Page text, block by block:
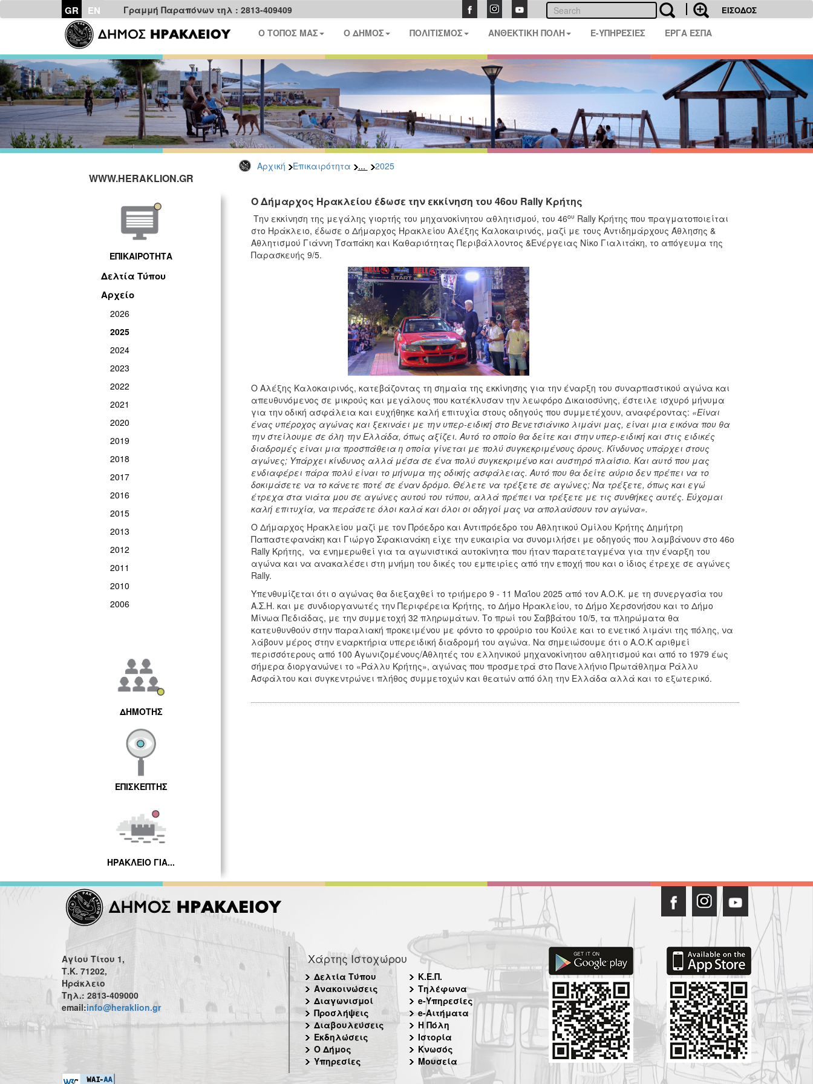
GR EN Γραμμή Παραπόνων τηλ : 2813-409409 ΕΙΣΟΔΟΣ
Ο ΤΟΠΟΣ ΜΑΣ Ο ΔΗΜΟΣ ΠΟΛΙΤΙΣΜΟΣ ΑΝΘΕΚΤΙΚΗ ΠΟΛΗ E-ΥΠΗΡΕΣΙΕΣ ΕΡΓΑ ΕΣΠΑ
Αρχική Επικαιρότητα ... 2025
WWW.HERAKLION.GR
ΕΠΙΚΑΙΡΟΤΗΤΑ
Δελτία Τύπου
Αρχείο
2026
2025
2024
2023
2022
2021
2020
2019
2018
2017
2016
2015
2013
2012
2011
2010
2006
ΔΗΜΟΤΗΣ
ΕΠΙΣΚΕΠΤΗΣ
ΗΡΑΚΛΕΙΟ ΓΙΑ...
Ο Δήμαρχος Ηρακλείου έδωσε την εκκίνηση του 46ου Rally Κρήτης
Την εκκίνηση της μεγάλης γιορτής του μηχανοκίνητου αθλητισμού, του 46ου Rally Κρήτης που πραγματοποιείται
στο Ηράκλειο, έδωσε ο Δήμαρχος Ηρακλείου Αλέξης Καλοκαιρινός, μαζί με τους Αντιδημάρχους Άθλησης &
Αθλητισμού Γιάννη Τσαπάκη και Καθαριότητας Περιβάλλοντος &Ενέργειας Νίκο Γιαλιτάκη, το απόγευμα της
Παρασκευής 9/5.
Ο Αλέξης Καλοκαιρινός, κατεβάζοντας τη σημαία της εκκίνησης για την έναρξη του συναρπαστικού αγώνα και
απευθυνόμενος σε μικρούς και μεγάλους που κατέκλυσαν την λεωφόρο Δικαιοσύνης, έστειλε ισχυρό μήνυμα
για την οδική ασφάλεια και ευχήθηκε καλή επιτυχία στους οδηγούς που συμμετέχουν, αναφέροντας: «Είναι
ένας υπέροχος αγώνας και ξεκινάει με την υπερ-ειδική στο Βενετσιάνικο λιμάνι μας, είναι μια εικόνα που θα
την στείλουμε σε όλη την Ελλάδα, όπως αξίζει. Αυτό το οποίο θα δείτε και στην υπερ-ειδική και στις ειδικές
διαδρομές είναι μια προσπάθεια η οποία γίνεται με πολύ συγκεκριμένους όρους. Κίνδυνος υπάρχει στους
αγώνες; Υπάρχει κίνδυνος αλλά μέσα σε ένα πολύ συγκεκριμένο και αυστηρό πλαίσιο. Και αυτό που μας
ενδιαφέρει πάρα πολύ είναι το μήνυμα της οδικής ασφάλειας. Αυτό που θα δείτε αύριο δεν πρέπει να το
δοκιμάσετε να το κάνετε ποτέ σε έναν δρόμο. Θέλετε να τρέξετε σε αγώνες; Να τρέξετε, όπως και εγώ
έτρεχα στα νιάτα μου σε αγώνες αυτού του τύπου, αλλά πρέπει να τρέξετε με τις συνθήκες αυτές. Εύχομαι
καλή επιτυχία, να περάσετε όλοι καλά και όλοι οι οδηγοί μας να απολαύσουν τον αγώνα».
Ο Δήμαρχος Ηρακλείου μαζί με τον Πρόεδρο και Αντιπρόεδρο του Αθλητικού Ομίλου Κρήτης Δημήτρη
Παπαστεφανάκη και Γιώργο Σφακιανάκη είχε την ευκαιρία να συνομιλήσει με οδηγούς που λαμβάνουν στο 46ο
Rally Κρήτης, να ενημερωθεί για τα αγωνιστικά αυτοκίνητα που ήταν παρατεταγμένα για την έναρξη του
αγώνα και να ανακαλέσει στη μνήμη του δικές του εμπειρίες από την εποχή που και ο ίδιος έτρεχε σε αγώνες
Rally.
Υπενθυμίζεται ότι ο αγώνας θα διεξαχθεί το τριήμερο 9 - 11 Μαΐου 2025 από τον Α.Ο.Κ. με τη συνεργασία του
Α.Σ.Η. και με συνδιοργανωτές την Περιφέρεια Κρήτης, το Δήμο Ηρακλείου, το Δήμο Χερσονήσου και το Δήμο
Μίνωα Πεδιάδας, με την συμμετοχή 32 πληρωμάτων. Το πρωί του Σαββάτου 10/5, τα πληρώματα θα
κατευθυνθούν στην παραλιακή προκειμένου με φόντο το φρούριο του Κούλε και το ενετικό λιμάνι της πόλης, να
λάβουν μέρος στην εναρκτήρια υπερειδική διαδρομή του αγώνα. Να σημειώσουμε ότι ο Α.Ο.Κ αριθμεί
περισσότερους από 100 Αγωνιζομένους/Αθλητές του ελληνικού μηχανοκίνητου αθλητισμού και από το 1979 έως
σήμερα διοργανώνει το «Ράλλυ Κρήτης», αγώνας που προσμετρά στο Πανελλήνιο Πρωτάθλημα Ράλλυ
Ασφάλτου και συγκεντρώνει πλήθος συμμετοχών και θεατών από όλη την Ελλάδα αλλά και το εξωτερικό.
Αγίου Τίτου 1,
Τ.Κ. 71202,
Ηράκλειο
Τηλ.: 2813-409000
email:info@heraklion.gr
Χάρτης Ιστοχώρου
Δελτία Τύπου
Ανακοινώσεις
Διαγωνισμοί
Προσλήψεις
Διαβουλεύσεις
Εκδηλώσεις
Ο Δήμος
Υπηρεσίες
Κ.Ε.Π.
Τηλέφωνα
e-Υπηρεσίες
e-Αιτήματα
Η Πόλη
Ιστορία
Κνωσός
Μουσεία